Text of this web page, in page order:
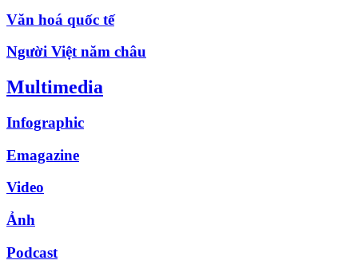
Văn hoá quốc tế
Người Việt năm châu
Multimedia
Infographic
Emagazine
Video
Ảnh
Podcast